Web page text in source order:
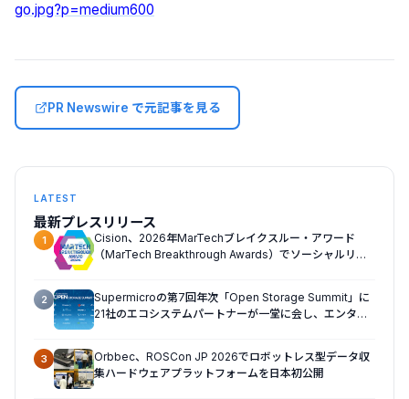
go.jpg?p=medium600
PR Newswire で元記事を見る
LATEST
最新プレスリリース
1
Cision、2026年MarTechブレイクスルー・アワード
（MarTech Breakthrough Awards）でソーシャルリス
2
Supermicroの第7回年次「Open Storage Summit」に
21社のエコシステムパートナーが一堂に会し、エンター
3
Orbbec、ROSCon JP 2026でロボットレス型データ収
集ハードウェアプラットフォームを日本初公開